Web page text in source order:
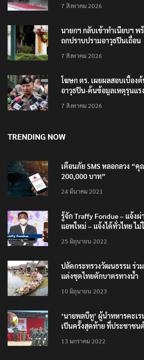
7 สิงหาคม 2026
นายกฯ กลับเข้าทำเนียบฯ
ถกปราบปรามอาวุธปืนเถื่อน
7 สิงหาคม 2026
โฆษก ตร. เผยผลสอบเบื้อง
อาวุธปืน-ค้นข้อมูลเหตุรุนแร
7 สิงหาคม 2026
TRENDING NOW
เตือนภัย SMS หลอกลวง “คุ
200,000 บาท”
24 มีนาคม 2021
รู้จัก Traffy Fondue – แจ้ง
แอพใหม่ – แจ้งได้ทั่วไทย ไม่
25 มิถุนายน 2022
ปลัดกระทรวงวัฒนธรรม ร่ว
แต่งชุดไทยตักบาตรทางน้ำ
10 มิถุนายน 2023
‘นายพลบีทู’ ผู้นำทหารคะเ
เป็นครั้งสุดท้าย ที่ประชาชน
13 มกราคม 2022